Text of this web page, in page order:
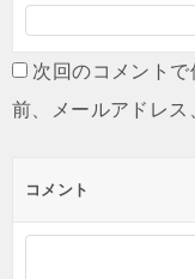
次回のコメント
前、メールアドレス
コメント